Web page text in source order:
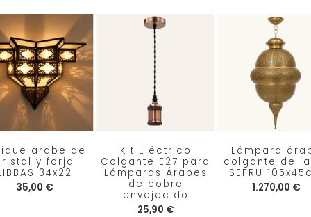
árabe de
y forja
34x22
35,00 €
Kit Eléctrico
Colgante E27 para
Lámparas Árabes
de cobre
envejecido
25,90 €
Lámpara
colgante de
SEFRU
1.270,00 €